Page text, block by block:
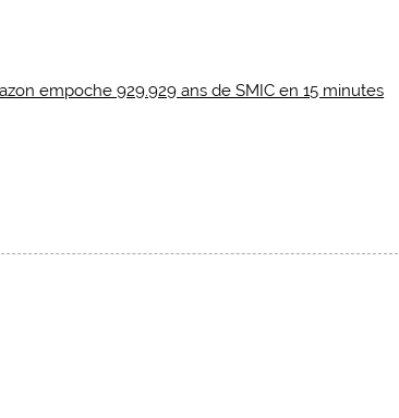
empoche 929.929 ans de SMIC en 15 minutes